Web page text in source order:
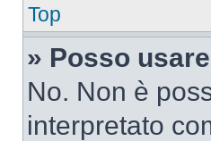
Top
» Posso usare
No. Non è
interpretato